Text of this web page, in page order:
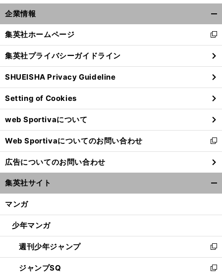
今前
企業情報
閉
る
集英社ホームページ
新
し
い
ウ
ィ
ン
ド
ウ
で
開
く
集英社プライバシーガイドライン
SHUEISHA Privacy Guideline
Setting of Cookies
web Sportivaについて
Web Sportivaについてのお問い合わせ
新
し
い
ウ
ィ
ン
ウ
開
く
広告についてのお問い合わせ
集英社サイト
マンガ
少年マンガ
週刊少年ジャンプ
新
し
い
ジャンプSQ
新